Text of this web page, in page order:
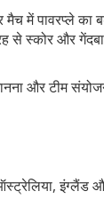
में पावरप्ले का
स्कोर और
जानना और टीम
इंग्लैंड